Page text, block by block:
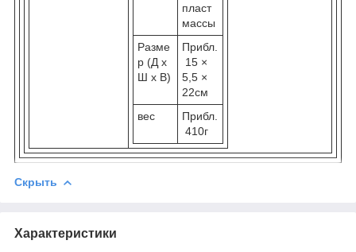
пласт
массы
Разме
р (Д х
Ш х В)
Прибл.
15 ×
5,5 ×
22см
вес
Прибл.
410г
Скрыть
Характеристики